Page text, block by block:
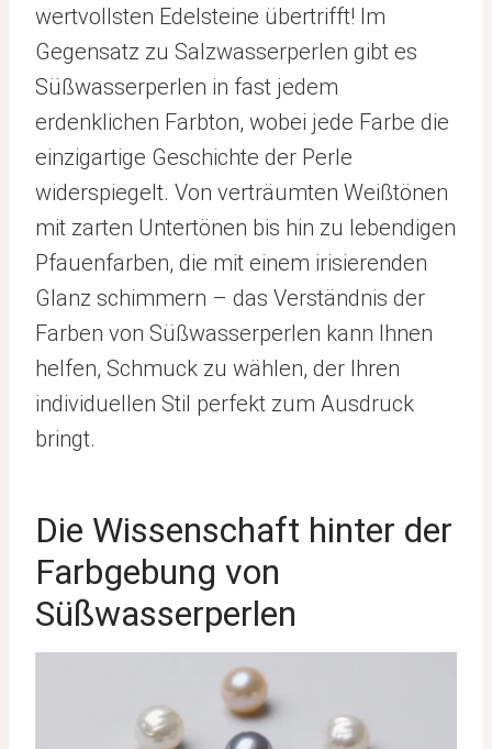
wertvollsten Edelsteine übertrifft! Im
Gegensatz zu Salzwasserperlen gibt es
Süßwasserperlen in fast jedem
erdenklichen Farbton, wobei jede Farbe die
einzigartige Geschichte der Perle
widerspiegelt. Von verträumten Weißtönen
mit zarten Untertönen bis hin zu lebendigen
Pfauenfarben, die mit einem irisierenden
Glanz schimmern – das Verständnis der
Farben von Süßwasserperlen kann Ihnen
helfen, Schmuck zu wählen, der Ihren
individuellen Stil perfekt zum Ausdruck
bringt.
Die Wissenschaft hinter der
Farbgebung von
Süßwasserperlen